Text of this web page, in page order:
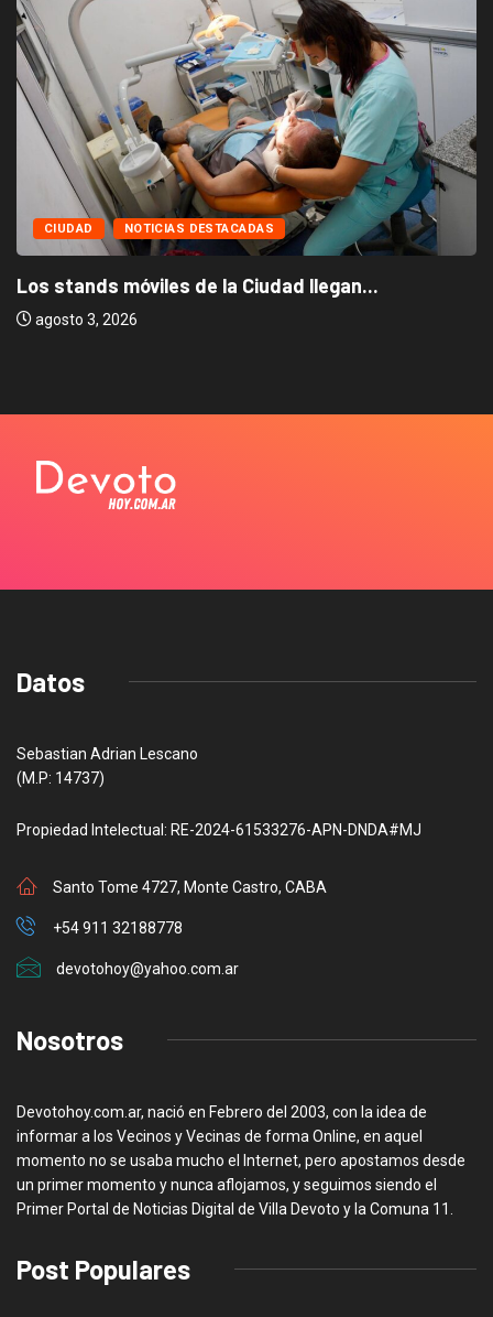
CIUDAD NOTICIAS DESTACADAS
Los stands móviles de la Ciudad llegan...
agosto 3, 2026
Datos
Sebastian Adrian Lescano
(M.P: 14737)
Propiedad Intelectual: RE-2024-61533276-APN-DNDA#MJ
Santo Tome 4727, Monte Castro, CABA
+54 911 32188778
devotohoy@yahoo.com.ar
Nosotros
Devotohoy.com.ar, nació en Febrero del 2003, con la idea de
informar a los Vecinos y Vecinas de forma Online, en aquel
momento no se usaba mucho el Internet, pero apostamos desde
un primer momento y nunca aflojamos, y seguimos siendo el
Primer Portal de Noticias Digital de Villa Devoto y la Comuna 11.
Post Populares